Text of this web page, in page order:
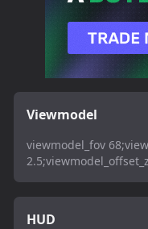
Viewmodel
viewmodel_fov
HUD